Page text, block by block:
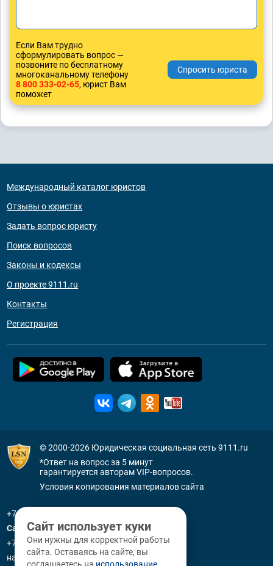
Если Вам трудно
сформулировать вопрос —
позвоните по бесплатному
многоканальному телефону
8 800 333-02-65, юрист Вам
поможет
Международный каталог юристов
Отзывы о юристах
Задать вопрос юристу
Поиск вопросов
Законы и кодексы
О проекте 9111.ru
Контакты
Регистрация
© 2000-2026 Юридическая социальная сеть 9111.ru
*Ответ на вопрос за 5 минут
гарантируется авторам VIP-вопросов.
Условия копирования материалов сайта
+7 (800) 505-91-11
Санкт-Петербург
+7 (812) 336-92-64
наб. р. Фонтанки, д. 59
Сайт использует куки
Они нужны для корректной работы
сайта. Оставаясь на сайте, вы